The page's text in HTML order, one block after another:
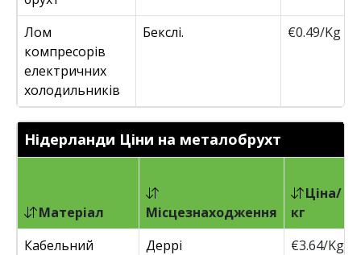
Лом
компресорів
електричних
холодильників
Бекслі. €0.49/Kg
Нідерланди Ціни на металобрухт
Матеріал Місцезнаходження
Ціна/
кг
Кабельний
Деррі €3.64/Kg